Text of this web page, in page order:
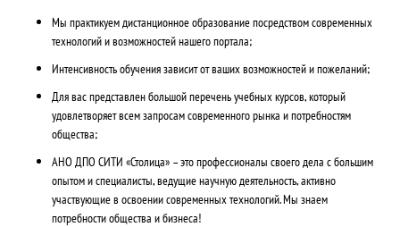
Мы практикуем дистанционное образование посредством современных
технологий и возможностей нашего портала;
Интенсивность обучения зависит от ваших возможностей и пожеланий;
Для вас представлен большой перечень учебных курсов, который
удовлетворяет всем запросам современного рынка и потребностям
общества;
АНО ДПО СИТИ «Столица» – это профессионалы своего дела с большим
опытом и специалисты, ведущие научную деятельность, активно
участвующие в освоении современных технологий. Мы знаем
потребности общества и бизнеса!